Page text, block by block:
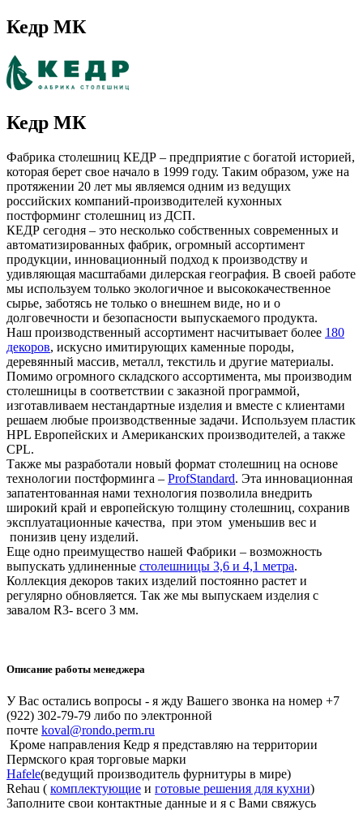
Кедр МК
Кедр МК
Фабрика столешниц КЕДР – предприятие с богатой историей,
которая берет свое начало в 1999 году. Таким образом, уже на
протяжении 20 лет мы являемся одним из ведущих
российских компаний-производителей кухонных
постформинг столешниц из ДСП.
КЕДР сегодня – это несколько собственных современных и
автоматизированных фабрик, огромный ассортимент
продукции, инновационный подход к производству и
удивляющая масштабами дилерская география. В своей работе
мы используем только экологичное и высококачественное
сырье, заботясь не только о внешнем виде, но и о
долговечности и безопасности выпускаемого продукта.
Наш производственный ассортимент насчитывает более 180
декоров, искусно имитирующих каменные породы,
деревянный массив, металл, текстиль и другие материалы.
Помимо огромного складского ассортимента, мы производим
столешницы в соответствии с заказной программой,
изготавливаем нестандартные изделия и вместе с клиентами
решаем любые производственные задачи. Используем пластик
HPL Европейских и Американских производителей, а также
CPL.
Также мы разработали новый формат столешниц на основе
технологии постформинга – ProfStandard. Эта инновационная
запатентованная нами технология позволила внедрить
широкий край и европейскую толщину столешниц, сохранив
эксплуатационные качества, при этом уменьшив вес и
понизив цену изделий.
Еще одно преимущество нашей Фабрики – возможность
выпускать удлиненные столешницы 3,6 и 4,1 метра.
Коллекция декоров таких изделий постоянно растет и
регулярно обновляется. Так же мы выпускаем изделия с
завалом R3- всего 3 мм.
Описание работы менеджера
У Вас остались вопросы - я жду Вашего звонка на номер +7
(922) 302-79-79 либо по электронной
почте koval@rondo.perm.ru
Кроме направления Кедр я представляю на территории
Пермского края торговые марки
Hafele(ведущий производитель фурнитуры в мире)
Rehau ( комплектующие и готовые решения для кухни)
Заполните свои контактные данные и я с Вами свяжусь